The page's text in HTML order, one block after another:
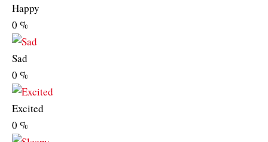
Happy
0 %
Sad
0 %
Excited
0 %